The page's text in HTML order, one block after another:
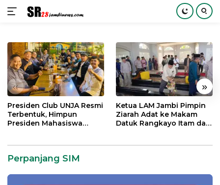
konten
« »
Presiden Club UNJA Resmi
Terbentuk, Himpun
Presiden Mahasiswa
Ketua LAM Jambi Pimpin
Ziarah Adat ke Makam
Datuk Rangkayo Itam dan
Perpanjang SIM